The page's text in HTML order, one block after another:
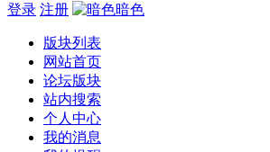
登录 注册 暗色
版块列表
网站首页
论坛版块
站内搜索
个人中心
我的消息